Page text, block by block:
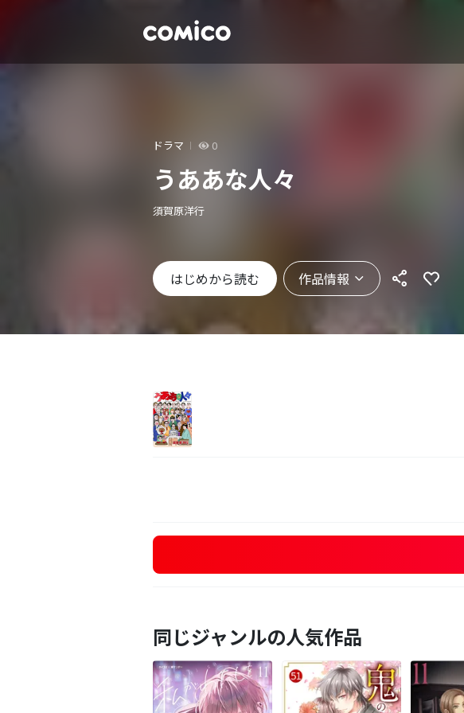
ドラマ 0
うああな人々
須賀原洋行
はじめから読む 作品情報
同じジャンルの人気作品